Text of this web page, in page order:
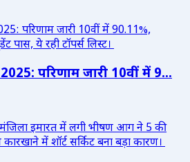
परिणाम जारी 10वीं में 9...